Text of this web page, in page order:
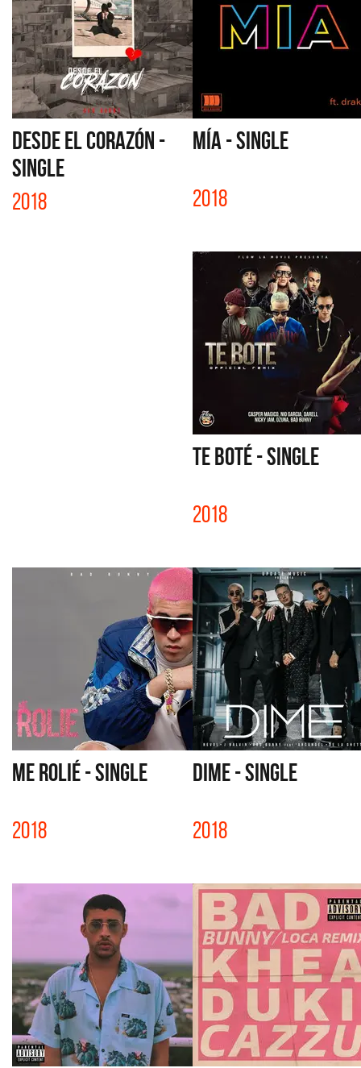
DESDE EL CORAZÓN -
SINGLE
2018
MÍA - SINGLE
2018
TE BOTÉ - SINGLE
2018
ME ROLIÉ - SINGLE
2018
DIME - SINGLE
2018